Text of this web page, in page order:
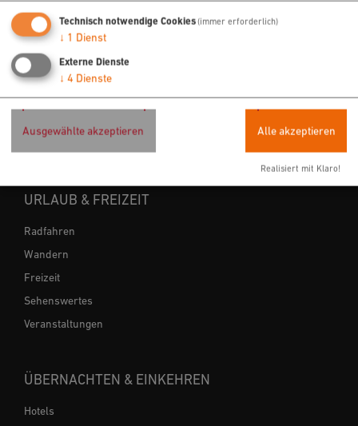
URLAUB & FREIZEIT
Radfahren
Wandern
Freizeit
Sehenswertes
Veranstaltungen
ÜBERNACHTEN & EINKEHREN
Hotels
Technisch notwendige Cookies(immer erforderlich)
↓ 1 Dienst
Externe Dienste
↓ 4 Dienste
Ausgewählte akzeptieren Alle akzeptieren
Realisiert mit Klaro!